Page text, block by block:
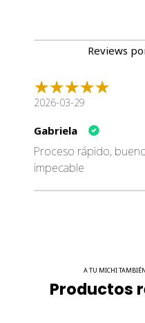
Reviews
2026-03-29
Gabriela
Proceso rápido,
impecable
A TU MICHI TAMBIÉN
Productos